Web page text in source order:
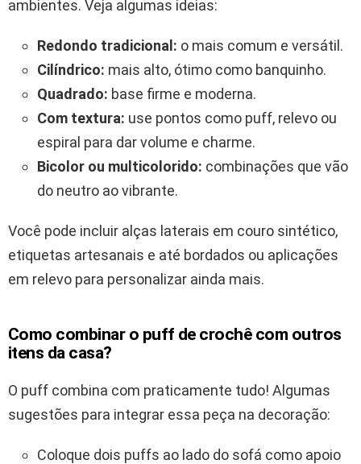
ambientes. Veja algumas ideias:
Redondo tradicional: o mais comum e versátil.
Cilíndrico: mais alto, ótimo como banquinho.
Quadrado: base firme e moderna.
Com textura: use pontos como puff, relevo ou
espiral para dar volume e charme.
Bicolor ou multicolorido: combinações que vão
do neutro ao vibrante.
Você pode incluir alças laterais em couro sintético,
etiquetas artesanais e até bordados ou aplicações
em relevo para personalizar ainda mais.
Como combinar o puff de crochê com outros
itens da casa?
O puff combina com praticamente tudo! Algumas
sugestões para integrar essa peça na decoração:
Coloque dois puffs ao lado do sofá como apoio